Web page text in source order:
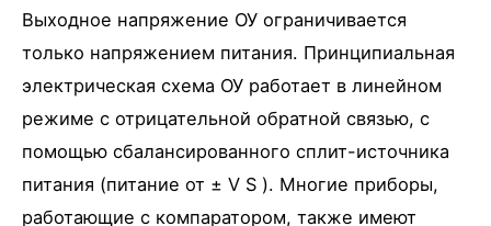
Выходное напряжение ОУ ограничивается
только напряжением питания. Принципиальная
электрическая схема ОУ работает в линейном
режиме с отрицательной обратной связью, с
помощью сбалансированного сплит-источника
питания (питание от ± V S ). Многие приборы,
работающие с компаратором, также имеют